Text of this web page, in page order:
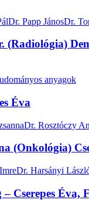
Dr. Papp JánosDr.
(Radiológia)
anyagok
Éva
Dr. Rosztóczy
(Onkológia)
Dr. Harsányi
– Cserepes